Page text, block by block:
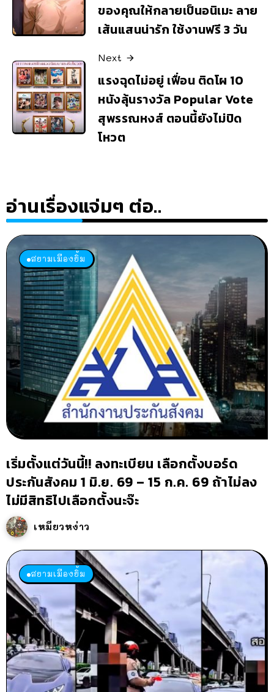
ของคุณให้กลายเป็นอนิเมะ ลาย
เส้นแสนน่ารัก ใช้งานฟรี 3 วัน
Next
แรงฉุดไม่อยู่ เฟื่อน ติดโผ 10
หนังลุ้นรางวัล Popular Vote
สุพรรณหงส์ ตอนนี้ยังไม่ปิด
โหวต
อ่านเรื่องแจ่มๆ ต่อ..
สยามเมืองยิ้ม
เริ่มตั้งแต่วันนี้!! ลงทะเบียน เลือกตั้งบอร์ด
ประกันสังคม 1 มิ.ย. 69 – 15 ก.ค. 69 ถ้าไม่ลง
ไม่มีสิทธิไปเลือกตั้งนะจ๊ะ
เหมียวหง่าว
สยามเมืองยิ้ม